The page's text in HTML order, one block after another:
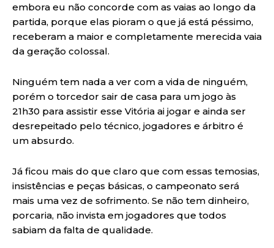
embora eu não concorde com as vaias ao longo da
partida, porque elas pioram o que já está péssimo,
receberam a maior e completamente merecida vaia
da geração colossal.
Ninguém tem nada a ver com a vida de ninguém,
porém o torcedor sair de casa para um jogo às
21h30 para assistir esse Vitória ai jogar e ainda ser
desrepeitado pelo técnico, jogadores e árbitro é
um absurdo.
Já ficou mais do que claro que com essas temosias,
insistências e peças básicas, o campeonato será
mais uma vez de sofrimento. Se não tem dinheiro,
porcaria, não invista em jogadores que todos
sabiam da falta de qualidade.